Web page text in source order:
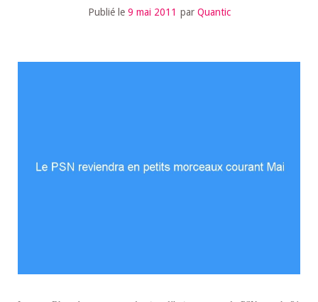
Publié le 9 mai 2011 par Quantic